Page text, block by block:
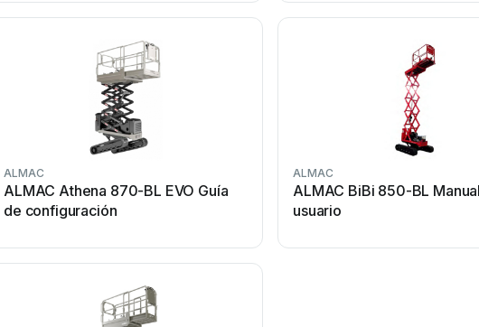
ALMAC
ALMAC Athena 870-BL EVO Guía
de configuración
ALMAC
ALMAC BiBi 850-BL
usuario